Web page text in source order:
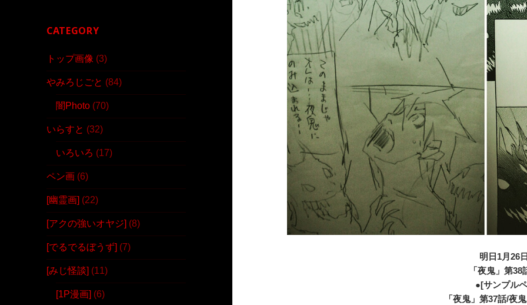
CATEGORY
トップ画像 (3)
やみろじごと (84)
闇Photo (70)
いらすと (32)
いろいろ (17)
ペン画 (6)
[幽霊画] (22)
[アクの強いオヤジ] (8)
[でるでるぼうず] (7)
[みじ怪談] (11)
[1P漫画] (6)
明日1月26
「夜鬼」第38
●[サンプル
「夜鬼」第37話/夜